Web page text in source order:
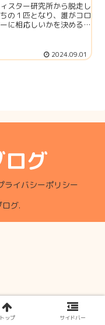
スター研究所から脱走し
の１匹となり、誰がコロ
に相応しいかを決めるた
明品を生み... 2024.09.01
グ
ライバシーポリシー
グ.
トップ サイドバー